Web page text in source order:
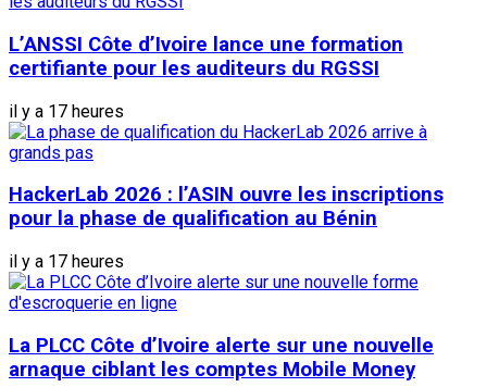
L’ANSSI Côte d’Ivoire lance une formation
certifiante pour les auditeurs du RGSSI
il y a 17 heures
HackerLab 2026 : l’ASIN ouvre les inscriptions
pour la phase de qualification au Bénin
il y a 17 heures
La PLCC Côte d’Ivoire alerte sur une nouvelle
arnaque ciblant les comptes Mobile Money